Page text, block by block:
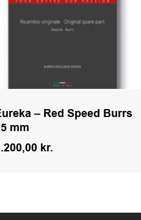
– Red Speed Burrs
mm
kr.